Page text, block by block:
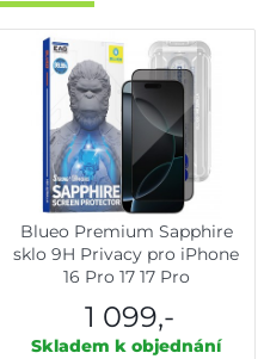
Blueo Premium Sapphire
sklo 9H Privacy pro iPhone
16 Pro 17 17 Pro
1 099,-
Skladem k objednání